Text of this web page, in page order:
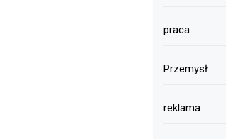
praca
Przemysł
reklama